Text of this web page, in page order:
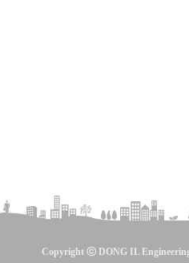
Copyright ⓒ DONG IL